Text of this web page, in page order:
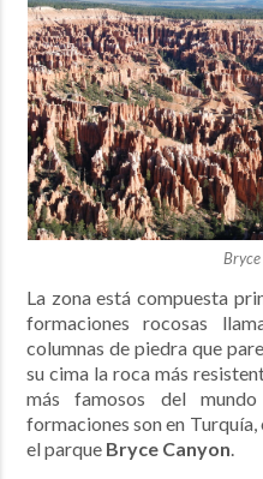
La zona está compuesta
formaciones rocosas
columnas de piedra que
su cima la roca más
más famosos del
formaciones son en Turquía,
el parque Bryce Canyon.